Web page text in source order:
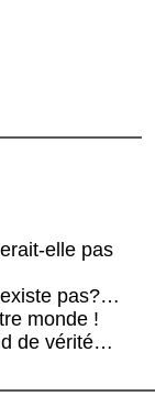
elle pas
pas?…
monde !
de vérité…